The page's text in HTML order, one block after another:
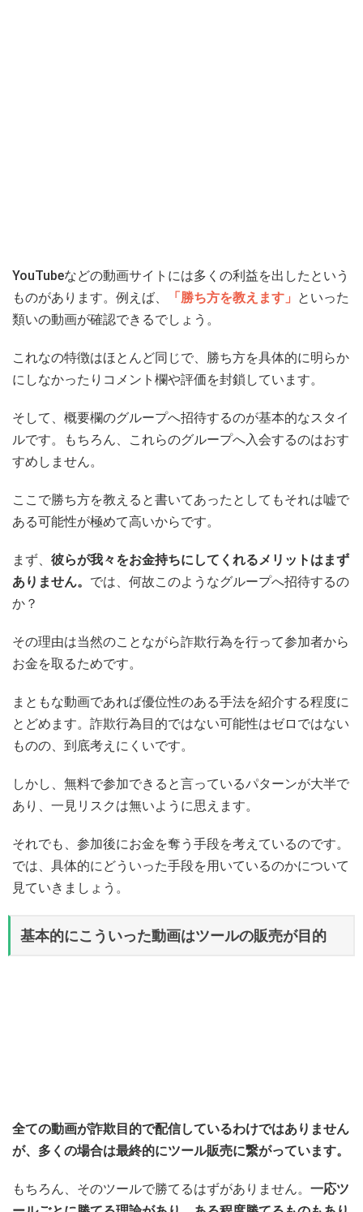
YouTubeなどの動画サイトには多くの利益を出したという
ものがあります。例えば、
「勝ち方を教えます」 といった
類いの動画が確認できるでしょう。
これなの特徴はほとんど同じで、勝ち方を具体的に明らか
にしなかったりコメント欄や評価を封鎖しています。
そして、概要欄のグループへ招待するのが基本的なスタイ
ルです。もちろん、これらのグループへ入会するのはおす
すめしません。
ここで勝ち方を教えると書いてあったとしてもそれは嘘で
ある可能性が極めて高いからです。
まず、 彼らが我々をお金持ちにしてくれるメリットはまず
ありません。 では、何故このようなグループへ招待するの
か？
その理由は当然のことながら詐欺行為を行って参加者から
お金を取るためです。
まともな動画であれば優位性のある手法を紹介する程度に
とどめます。詐欺行為目的ではない可能性はゼロではない
ものの、到底考えにくいです。
しかし、無料で参加できると言っているパターンが大半で
あり、一見リスクは無いように思えます。
それでも、参加後にお金を奪う手段を考えているのです。
では、具体的にどういった手段を用いているのかについて
見ていきましょう。
基本的にこういった動画はツールの販売が目的
全ての動画が詐欺目的で配信しているわけではありません
が、多くの場合は最終的にツール販売に繋がっています。
もちろん、そのツールで勝てるはずがありません。 一応ツ